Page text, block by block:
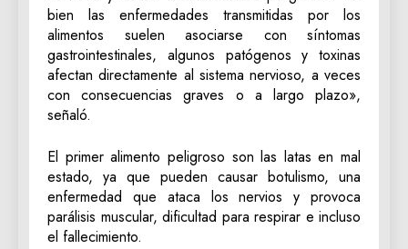
bien las enfermedades transmitidas por los
alimentos suelen asociarse con síntomas
gastrointestinales, algunos patógenos y toxinas
afectan directamente al sistema nervioso, a veces
con consecuencias graves o a largo plazo»,
señaló.
El primer alimento peligroso son las latas en mal
estado, ya que pueden causar botulismo, una
enfermedad que ataca los nervios y provoca
parálisis muscular, dificultad para respirar e incluso
el fallecimiento.